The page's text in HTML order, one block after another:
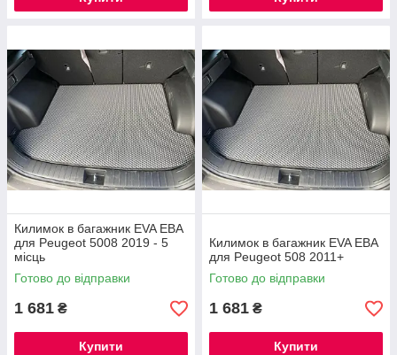
Килимок в багажник EVA ЕВА
для Peugeot 5008 2019 - 5
місць
Готово до відправки
1 681 ₴
Купити
Килимок в багажник EVA ЕВА
для Peugeot 508 2011+
Готово до відправки
1 681 ₴
Купити